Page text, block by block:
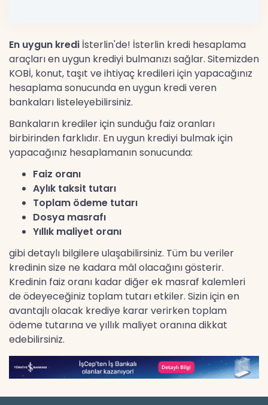
En uygun kredi İsterlin'de! İsterlin kredi hesaplama
araçları en uygun krediyi bulmanızı sağlar. Sitemizden
KOBİ, konut, taşıt ve ihtiyaç kredileri için yapacağınız
hesaplama sonucunda en uygun kredi veren
bankaları listeleyebilirsiniz.
Bankaların krediler için sunduğu faiz oranları
birbirinden farklıdır. En uygun krediyi bulmak için
yapacağınız hesaplamanın sonucunda:
Faiz oranı
Aylık taksit tutarı
Toplam ödeme tutarı
Dosya masrafı
Yıllık maliyet oranı
gibi detaylı bilgilere ulaşabilirsiniz. Tüm bu veriler
kredinin size ne kadara mâl olacağını gösterir.
Kredinin faiz oranı kadar diğer ek masraf kalemleri
de ödeyeceğiniz toplam tutarı etkiler. Sizin için en
avantajlı olacak krediye karar verirken toplam
ödeme tutarına ve yıllık maliyet oranına dikkat
edebilirsiniz.